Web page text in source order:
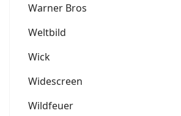
Warner Bros
Weltbild
Wick
Widescreen
Wildfeuer